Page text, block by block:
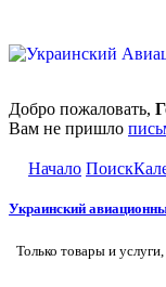
Добро пожаловать,
Вам не пришло
Начало Поиск
Украинский
Только товары и